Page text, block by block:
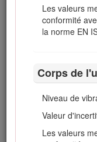
Les valeurs
conformité
la norme EN
Corps de
Niveau de
Valeur
Les valeurs
manuel de
moteur.
ce produit
ou d'autres